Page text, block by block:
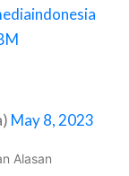
May 8, 2023
Alasan